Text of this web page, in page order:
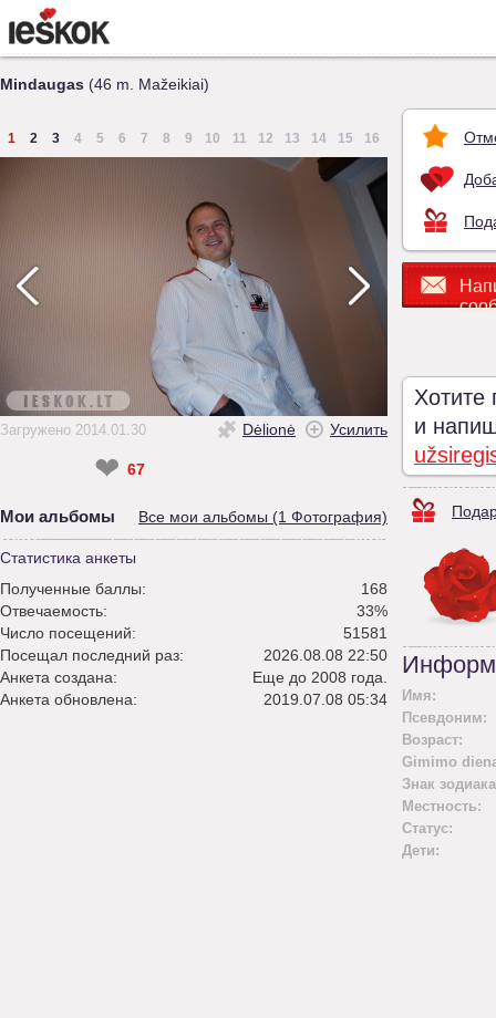
Mindaugas (46 m. Mažeikiai)
1 2 3 4 5 6 7 8 9 10 11 12 13 14 15 16
Загружено 2014.01.30 Dėlionė Усилить
❤ 67
Мои альбомы Все мои альбомы (1 Фотография)
Статистика анкеты
Полученные баллы:
168
Отвечаемость:
33%
Число посещений:
51581
Посещал последний раз:
2026.08.08 22:50
Анкета создана:
Еще до 2008 года.
Анкета обновлена:
2019.07.08 05:34
Хотите
и
Имя:
Псевдоним:
Возраст:
Gimimo
Знак
Местность:
Статус:
Дети: